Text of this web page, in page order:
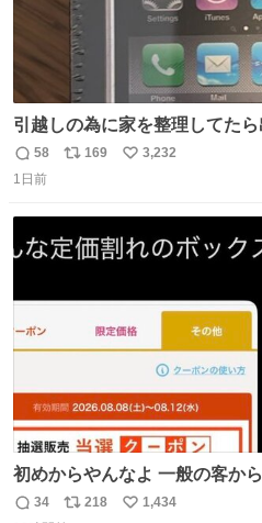
引越しの為に家を整理してた
未開封品 かなり前に楽天だか
で-が出るのだと思うんだよね
返
信
58
リ
ト
数
169
い
数
3,232
1日前
初めからやんなよ 一般の客からしたら、ただただ邪魔でし
かないのよ
返
34
リ
218
い
1,434